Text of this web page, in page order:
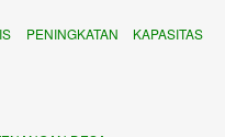
PENINGKATAN KAPASITAS